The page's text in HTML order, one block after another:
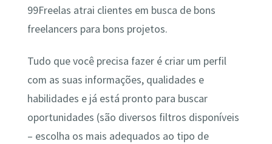
99Freelas atrai clientes em busca de bons
freelancers para bons projetos.
Tudo que você precisa fazer é criar um perfil
com as suas informações, qualidades e
habilidades e já está pronto para buscar
oportunidades (são diversos filtros disponíveis
– escolha os mais adequados ao tipo de